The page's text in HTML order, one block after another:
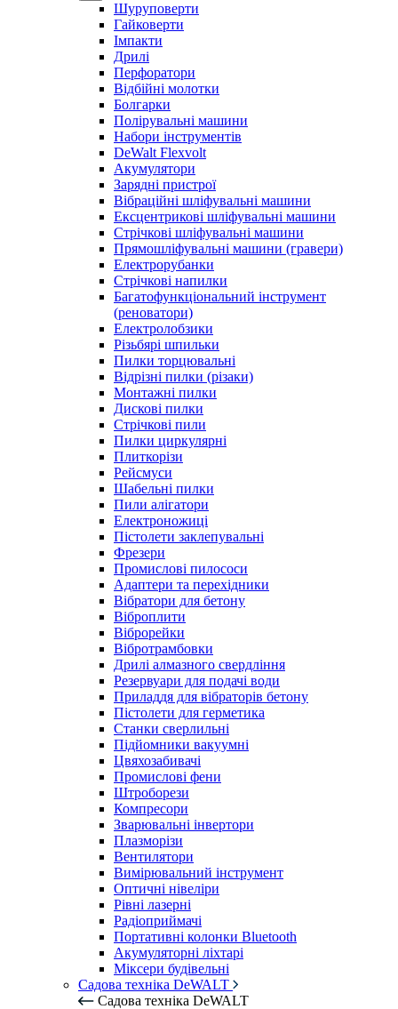
Шуруповерти
Гайковерти
Імпакти
Дрилі
Перфоратори
Відбійні молотки
Болгарки
Полірувальні машини
Набори інструментів
DeWalt Flexvolt
Акумулятори
Зарядні пристрої
Вібраційні шліфувальні машини
Ексцентрикові шліфувальні машини
Стрічкові шліфувальні машини
Прямошліфувальні машини (гравери)
Електрорубанки
Стрічкові напилки
Багатофункціональний інструмент
(реноватори)
Електролобзики
Різьбярі шпильки
Пилки торцювальні
Відрізні пилки (різаки)
Монтажні пилки
Дискові пилки
Стрічкові пили
Пилки циркулярні
Плиткорізи
Рейсмуси
Шабельні пилки
Пили алігатори
Електроножиці
Пістолети заклепувальні
Фрезери
Промислові пилососи
Адаптери та перехідники
Вібратори для бетону
Віброплити
Віброрейки
Вібротрамбовки
Дрилі алмазного свердління
Резервуари для подачі води
Приладдя для вібраторів бетону
Пістолети для герметика
Станки сверлильні
Підйомники вакуумні
Цвяхозабивачі
Промислові фени
Штроборези
Компресори
Зварювальні інвертори
Плазморізи
Вентилятори
Вимірювальний інструмент
Оптичні нівеліри
Рівні лазерні
Радіоприймачі
Портативні колонки Bluetooth
Акумуляторні ліхтарі
Міксери будівельні
Садова техніка DeWALT
Садова техніка DeWALT